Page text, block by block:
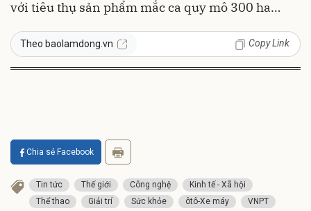
với tiêu thụ sản phẩm mắc ca quy mô 300 ha…
Theo baolamdong.vn Copy Link
Chia sẻ Facebook
Tin tức Thế giới Công nghệ
Kinh tế - Xã hội
Thể thao
Giải trí Sức khỏe ôtô-Xe máy VNPT